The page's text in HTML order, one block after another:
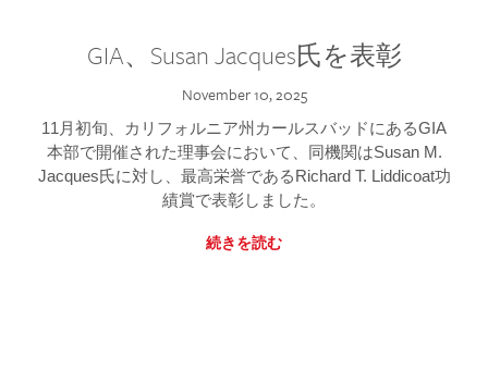
GIA、Susan Jacques氏を表彰
November 10, 2025
11月初旬、カリフォルニア州カールスバッドにあるGIA
本部で開催された理事会において、同機関はSusan M.
Jacques氏に対し、最高栄誉であるRichard T. Liddicoat功
績賞で表彰しました。
続きを読む